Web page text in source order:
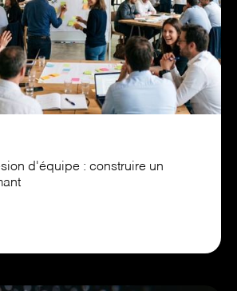
d'équipe : construire un